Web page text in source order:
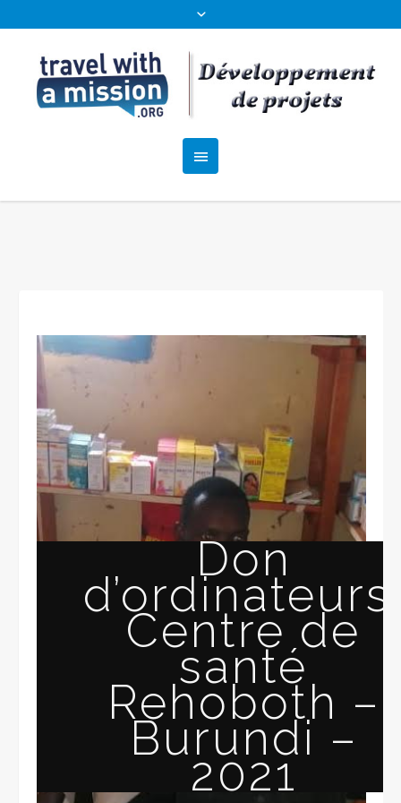
Don
Centre de
santé
Rehoboth –
Burundi –
2021